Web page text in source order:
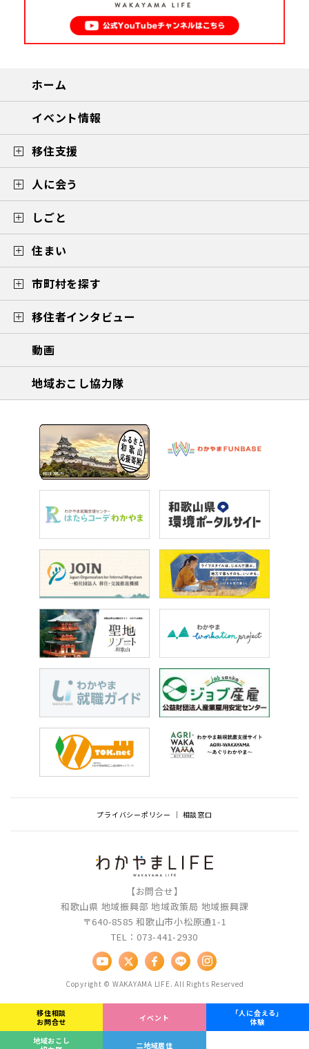
移住相談
お問合せ
イベント
「人に会える」
体験
地域おこし
二地域居住
ホーム
イベント情報
移住支援
人に会う
しごと
住まい
市町村を探す
移住者インタビュー
動画
地域おこし協力隊
プライバシーポリシー 相談窓口
【お問合せ】
和歌山県 地域振興部 地域政策局 地域振興課
〒640-8585 和歌山市小松原通1-1
TEL：073-441-2930
Copyright © WAKAYAMA LIFE. All Rights Reserved